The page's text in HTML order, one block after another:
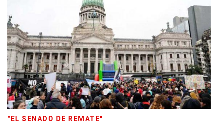
"EL SENADO DE REMATE"